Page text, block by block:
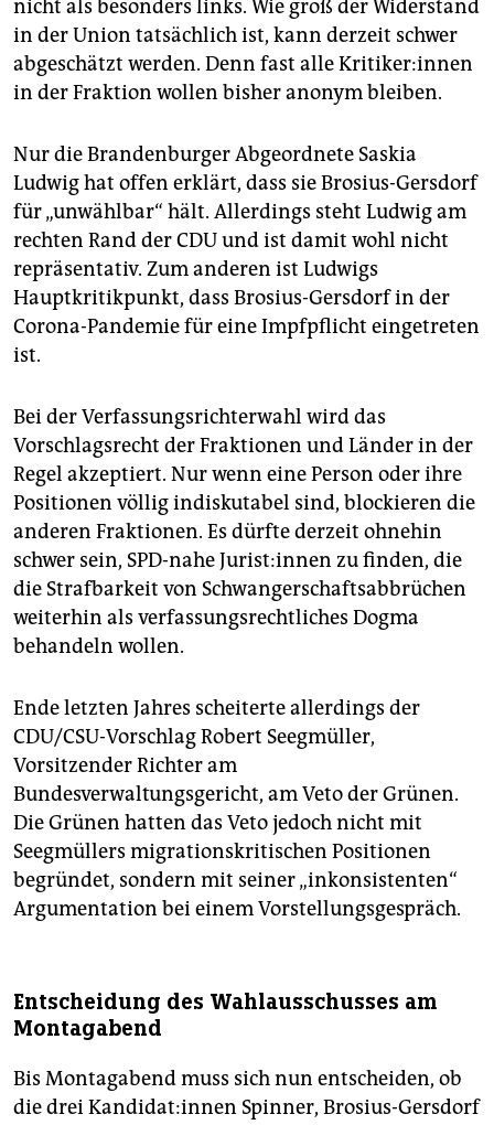
nicht als besonders links. Wie groß der Widerstand
in der Union tatsächlich ist, kann derzeit schwer
abgeschätzt werden. Denn fast alle Kri­ti­ke­r:in­nen
in der Fraktion wollen bisher anonym bleiben.
Nur die Brandenburger Abgeordnete Saskia
Ludwig hat offen erklärt, dass sie Brosius-Gersdorf
für „unwählbar“ hält. Allerdings steht Ludwig am
rechten Rand der CDU und ist damit wohl nicht
repräsentativ. Zum anderen ist Ludwigs
Hauptkritikpunkt, dass Brosius-Gersdorf in der
Corona-Pandemie für eine Impfpflicht eingetreten
ist.
Bei der Verfassungsrichterwahl wird das
Vorschlagsrecht der Fraktionen und Länder in der
Regel akzeptiert. Nur wenn eine Person oder ihre
Positionen völlig indiskutabel sind, blockieren die
anderen Fraktionen. Es dürfte derzeit ohnehin
schwer sein, SPD-nahe Ju­ris­t:in­nen zu finden, die
die Strafbarkeit von Schwangerschaftsabbrüchen
weiterhin als verfassungsrechtliches Dogma
behandeln wollen.
Ende letzten Jahres scheiterte allerdings der
CDU/CSU-Vorschlag Robert Seegmüller,
Vorsitzender Richter am
Bundesverwaltungsgericht, am Veto der Grünen.
Die Grünen hatten das Veto jedoch nicht mit
Seegmüllers migrationskritischen Positionen
begründet, sondern mit seiner „inkonsistenten“
Argumentation bei einem Vorstellungsgespräch.
Entscheidung des Wahlausschusses am
Montagabend
Bis Montagabend muss sich nun entscheiden, ob
die drei Kan­di­da­t:in­nen Spinner, Brosius-Gersdorf